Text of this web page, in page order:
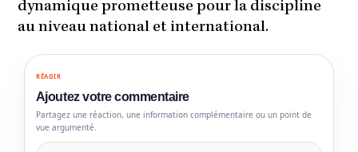
dynamique prometteuse pour la discipline
au niveau national et international.
RÉAGIR
Ajoutez votre commentaire
Partagez une réaction, une information complémentaire ou un point de
vue argumenté.